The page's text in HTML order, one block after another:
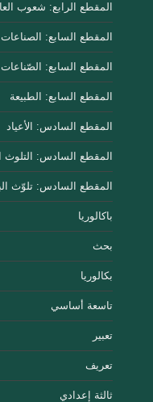
المقطع الرابع: شعوب
المقطع السابع: الصناعات
المقطع السابع: الصّناعات
المقطع السابع: الطبيعة
المقطع السادس: الأعياد
المقطع السادس: التلوث
المقطع السادس: تلوّث
باكالوريا
بحث
بكالوريا
تاسعة أساسي
تعبير
تعريف
ثالثة إعدادي